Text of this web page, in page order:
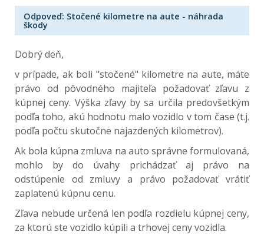
Odpoveď: Stočené kilometre na aute - náhrada
škody
Dobrý deň,
v prípade, ak boli "stočené" kilometre na aute, máte
právo od pôvodného majiteľa požadovať zľavu z
kúpnej ceny. Výška zľavy by sa určila predovšetkým
podľa toho, akú hodnotu malo vozidlo v tom čase (t.j.
podľa počtu skutočne najazdených kilometrov).
Ak bola kúpna zmluva na auto správne formulovaná,
mohlo by do úvahy prichádzať aj právo na
odstúpenie od zmluvy a právo požadovať vrátiť
zaplatenú kúpnu cenu.
Zľava nebude určená len podľa rozdielu kúpnej ceny,
za ktorú ste vozidlo kúpili a trhovej ceny vozidla.